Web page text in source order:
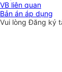
VB liên quan
Bản án áp dụng
Vui lòngĐăng ký